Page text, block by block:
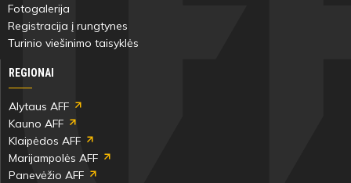
Fotogalerija
Registracija į rungtynes
Turinio viešinimo taisyklės
REGIONAI
Alytaus AFF
Kauno AFF
Klaipėdos AFF
Marijampolės AFF
Panevėžio AFF